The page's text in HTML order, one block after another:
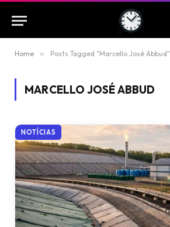
Home » Posts Tagged "Marcello José Abbud"
MARCELLO JOSÉ ABBUD
NOTÍCIAS